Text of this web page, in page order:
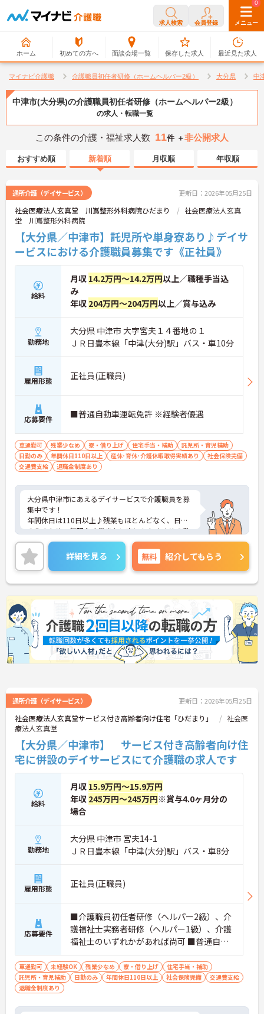
求人検索 会員登録 メニュー
ホーム 初めての方へ 面談会場一覧
0
保存した求人
0
最近見た求人
マイナビ介護職 介護職員初任者研修（ホームヘルパー2級） 大分県 中
中津市(大分県)の介護職員初任者研修（ホームヘルパー2級）
の求人・転職一覧
この条件の介護・福祉求人数 11件 ＋非公開求人
おすすめ順 新着順 月収順 年収順
通所介護（デイサービス） 更新日：2026年05月25日
社会医療法人玄真堂 川嶌整形外科病院ひだまり
社会医療法人玄真
堂 川嶌整形外科病院
【大分県／中津市】託児所や単身寮あり♪デイサ
ービスにおける介護職員募集です《正社員》
給料
月収 14.2万円～14.2万円以上／職種手当込
み
年収 204万円～204万円以上／賞与込み
勤務地
大分県 中津市 大字宮夫１４番地の１
ＪＲ日豊本線「中津(大分)駅」バス・車10分
雇用形態 正社員(正職員)
応募要件 ■普通自動車運転免許 ※経験者優遇
車通勤可 残業少なめ 寮・借り上げ 住宅手当・補助
託児所・育児補助
日勤のみ
年間休日110日以上 産休･育休･介護休暇取得実績あり
社会保険完備
交通費支給
退職金制度あり
大分県中津市にあえるデイサービスで介護職員を募
集中です！
年間休日は110日以上♪残業もほとんどなく、日勤
のみのため、無理なく働きたい方にもおすすめの勤
務先ですよ◎
ご興味ある方には、面接対策ポイントなど、詳細を
お話しいたしますのでお気軽にご相談ください。
詳細を見る 無料 紹介してもらう
通所介護（デイサービス） 更新日：2026年05月25日
社会医療法人玄真堂サービス付き高齢者向け住宅「ひだまり」
社会医
療法人玄真堂
【大分県／中津市】 サービス付き高齢者向け住
宅に併設のデイサービスにて介護職の求人です
給料
月収 15.9万円～15.9万円
年収 245万円～245万円※賞与4.0ヶ月分の
場合
勤務地
大分県 中津市 宮夫14-1
ＪＲ日豊本線「中津(大分)駅」バス・車8分
雇用形態 正社員(正職員)
応募要件
■介護職員初任者研修（ヘルパー2級）、介
護福祉士実務者研修（ヘルパー1級）、介護
福祉士のいずれかがあれば尚可 ■普通自動
車運転免許（AT車限定可） ※無資格・未経
験相談可
車通勤可 未経験OK 残業少なめ 寮・借り上げ
住宅手当・補助
託児所・育児補助
日勤のみ 年間休日110日以上 社会保険完備
交通費支給
退職金制度あり